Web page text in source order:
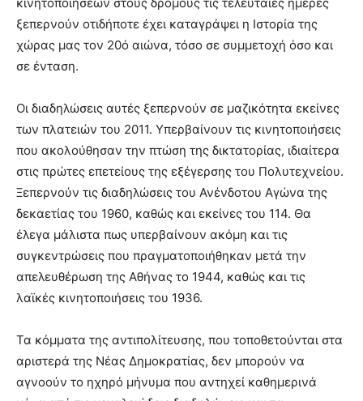
ξεπερνούν οτιδήποτε έχει καταγράψει η Ιστορία της
χώρας μας τον 20ό αιώνα, τόσο σε συμμετοχή όσο και
σε ένταση.
Οι διαδηλώσεις αυτές ξεπερνούν σε μαζικότητα εκείνες
των πλατειών του 2011. Υπερβαίνουν τις κινητοποιήσεις
που ακολούθησαν την πτώση της δικτατορίας, ιδιαίτερα
στις πρώτες επετείους της εξέγερσης του Πολυτεχνείου.
Ξεπερνούν τις διαδηλώσεις του Ανένδοτου Αγώνα της
δεκαετίας του 1960, καθώς και εκείνες του 114. Θα
έλεγα μάλιστα πως υπερβαίνουν ακόμη και τις
συγκεντρώσεις που πραγματοποιήθηκαν μετά την
απελευθέρωση της Αθήνας το 1944, καθώς και τις
λαϊκές κινητοποιήσεις του 1936.
Τα κόμματα της αντιπολίτευσης, που τοποθετούνται στα
αριστερά της Νέας Δημοκρατίας, δεν μπορούν να
αγνοούν το ηχηρό μήνυμα που αντηχεί καθημερινά